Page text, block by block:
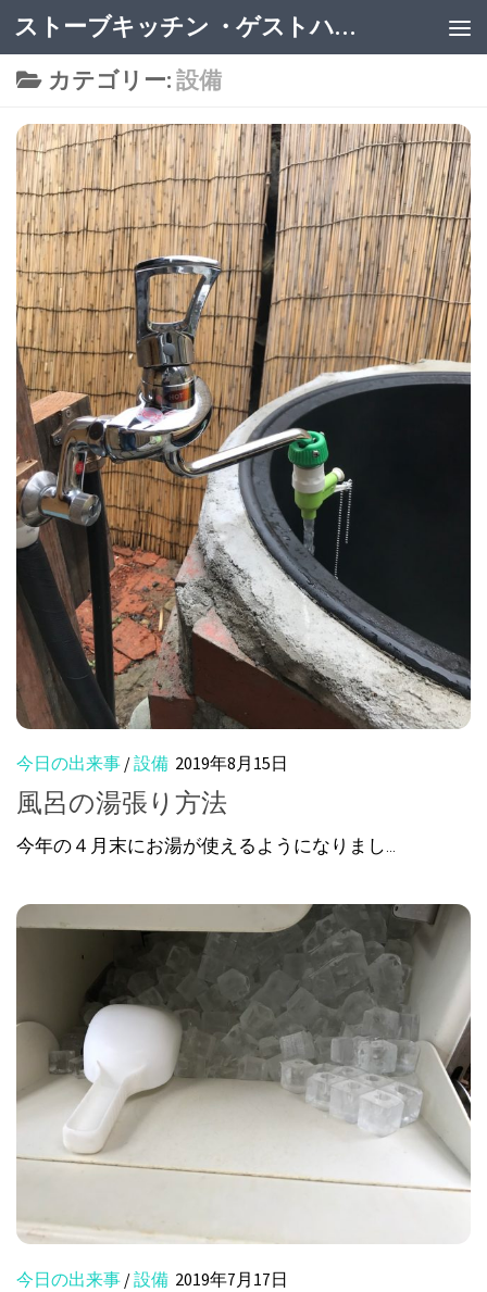
ストーブキッチン ・ゲストハウス
カテゴリー:設備
今日の出来事 /設備 2019年8月15日
風呂の湯張り方法
今年の４月末にお湯が使えるようになりまし...
今日の出来事 /設備 2019年7月17日